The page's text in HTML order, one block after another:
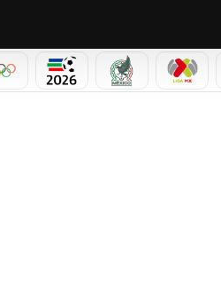
OLÍMPICOSMUNDIAL 2026SELECCIÓNLIGA